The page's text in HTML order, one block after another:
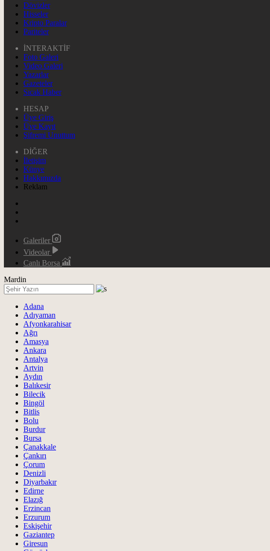
Dövizler
Hisseler
Kripto Paralar
Pariteler
İNTERAKTİF
Foto Galeri
Video Galeri
Yazarlar
Gazeteler
Sıcak Haber
HESAP
Üye Giriş
Üye Kayıt
Şifremi Unuttum
DİĞER
İletişim
Künye
Hakkımızda
Reklam
Galeriler
Videolar
Canlı Borsa
Mardin
Adana
Adıyaman
Afyonkarahisar
Ağrı
Amasya
Ankara
Antalya
Artvin
Aydın
Balıkesir
Bilecik
Bingöl
Bitlis
Bolu
Burdur
Bursa
Çanakkale
Çankırı
Çorum
Denizli
Diyarbakır
Edirne
Elazığ
Erzincan
Erzurum
Eskişehir
Gaziantep
Giresun